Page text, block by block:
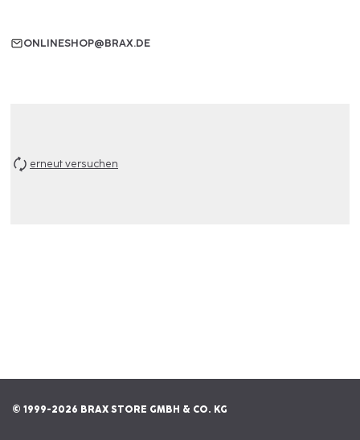
ONLINESHOP@BRAX.DE
erneut versuchen
© 1999-2026 BRAX STORE GMBH & CO. KG